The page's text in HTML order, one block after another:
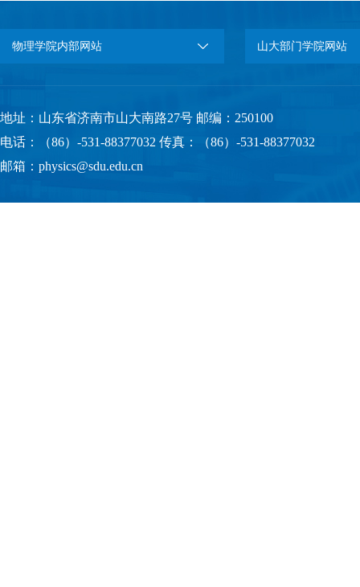
物理学院内部网站 山大部门学院网站
地址：山东省济南市山大南路27号 邮编：250100
电话：（86）-531-88377032 传真：（86）-531-88377032
邮箱：physics@sdu.edu.cn